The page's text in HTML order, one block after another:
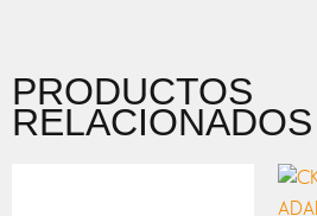
PRODUCTOS
RELACIONADOS